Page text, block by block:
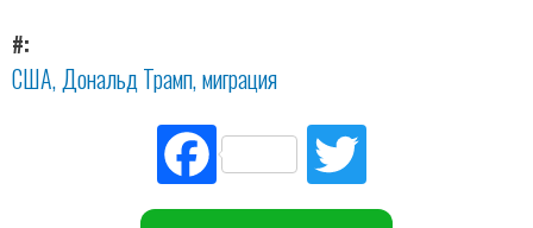
#
США Дональд Трамп миграция
Fac
ebo